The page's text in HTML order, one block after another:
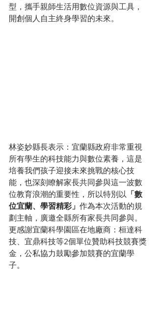
型，攜手親師生活用數位資源與工具，
開創個人自主終身學習的未來。
林姿妙縣長表示：宜蘭縣政府非常重視
所有學生的科技能力與數位素養，這是
培養我們孩子迎接未來挑戰的核心技
能，也深刻瞭解家長共同參與這一波數
位教育浪潮的重要性，所以特別以 「數
位宜蘭、學習精彩」 作為本次活動的規
劃主軸，廣邀全縣所有家長共同參與。
更感謝宜蘭科學園區在地廠商：桓達科
技、宜鼎科技等2個單位贊助科技競賽獎
金，公私協力鼓勵參加競賽的宜蘭學
子。